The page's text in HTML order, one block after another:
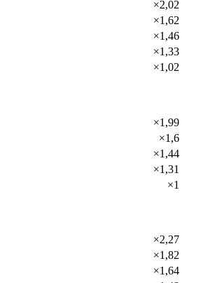
×2,02
×1,62
×1,46
×1,33
×1,02
×1,99
×1,6
×1,44
×1,31
×1
×2,27
×1,82
×1,64